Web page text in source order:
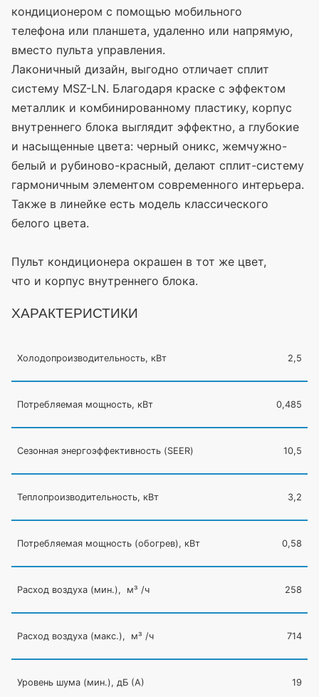
кондиционером с помощью мобильного
телефона или планшета, удаленно или напрямую,
вместо пульта управления.
Лаконичный дизайн, выгодно отличает сплит
систему MSZ-LN. Благодаря краске с эффектом
металлик и комбинированному пластику, корпус
внутреннего блока выглядит эффектно, а глубокие
и насыщенные цвета: черный оникс, жемчужно-
белый и рубиново-красный, делают сплит-систему
гармоничным элементом современного интерьера.
Также в линейке есть модель классического
белого цвета.
Пульт кондиционера окрашен в тот же цвет,
что и корпус внутреннего блока.
ХАРАКТЕРИСТИКИ
Холодопроизводительность, кВт 2,5
Потребляемая мощность, кВт 0,485
Сезонная энергоэффективность (SEER) 10,5
Теплопроизводительность, кВт 3,2
Потребляемая мощность (обогрев), кВт 0,58
Расход воздуха (мин.), м³ /ч 258
Расход воздуха (макс.), м³ /ч 714
Уровень шума (мин.), дБ (А) 19